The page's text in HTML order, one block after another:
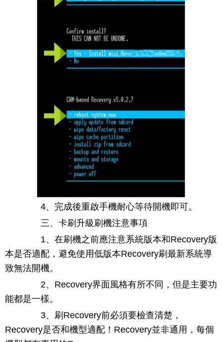
4、完成後重啟手機耐心等待開機即可。
三、卡刷升級刷機注意事項
1、在刷機之前應注意系統版本和Recovery版
本是否適配，避免使用低版本Recovery刷最新系統導
致無法開機。
2、Recovery界面風格有所不同，但是主要功
能都是一樣。
3、刷Recovery前必須要檢查清楚，
Recovery是否和機型適配！Recovery並非通用，每個